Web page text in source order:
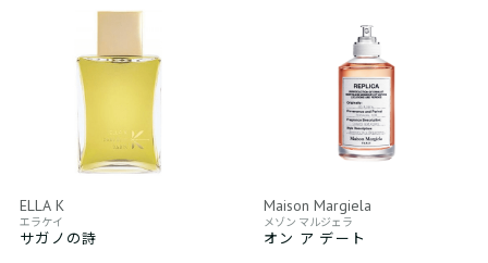
ELLA K
エラケイ
サガノの詩
Maison Margiela
メゾン マルジェラ
オン ア デート